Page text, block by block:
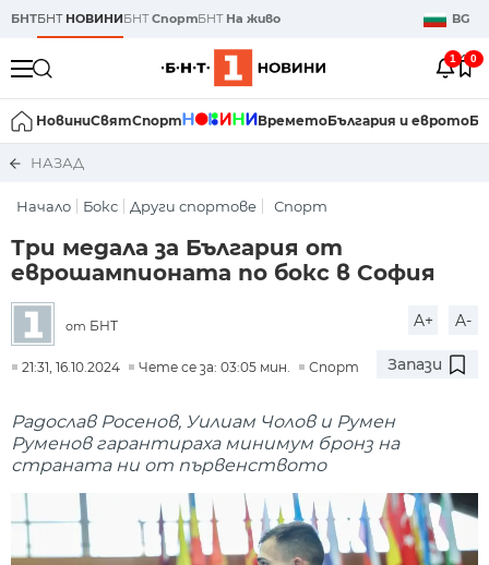
БНТБНТ НОВИНИБНТСпортБНТ На живо BG
1 0
НовиниСвятСпорт ВреметоБългария и еврото
НАЗАД
Начало Бокс Други спортове Спорт
Три медала за България от
еврошампионата по бокс в София
от БНТ A+ A-
21:31, 16.10.2024 Чете се за: 03:05 мин. Спорт Запази
Радослав Росенов, Уилиам Чолов и Румен
Руменов гарантираха минимум бронз на
страната ни от първенството